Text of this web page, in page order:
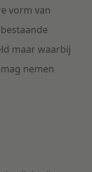
vorm van
maar waarbij
nemen